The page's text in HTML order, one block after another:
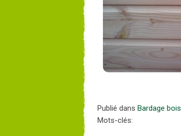
Publié dans Bardage bois
Mots-clés: